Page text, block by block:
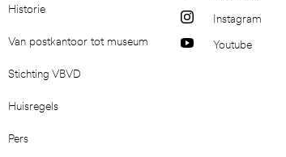
Historie
Van postkantoor tot museum
Stichting VBVD
Huisregels
Pers
Instagram
Youtube